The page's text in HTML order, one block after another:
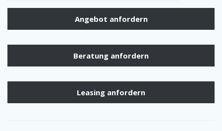
Angebot anfordern
Beratung anfordern
Leasing anfordern